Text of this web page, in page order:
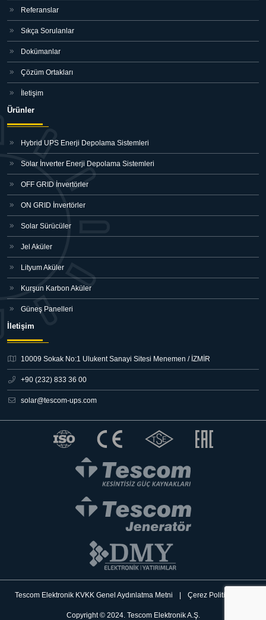
Referanslar
Sıkça Sorulanlar
Dokümanlar
Çözüm Ortakları
İletişim
Ürünler
Hybrid UPS Enerji Depolama Sistemleri
Solar İnverter Enerji Depolama Sistemleri
OFF GRID İnvertörler
ON GRID İnvertörler
Solar Sürücüler
Jel Aküler
Lityum Aküler
Kurşun Karbon Aküler
Güneş Panelleri
İletişim
10009 Sokak No:1 Ulukent Sanayi Sitesi Menemen / İZMİR
+90 (232) 833 36 00
solar@tescom-ups.com
Tescom Elektronik KVKK Genel Aydınlatma Metni Çerez Politikası
Copyright © 2024. Tescom Elektronik A.Ş.